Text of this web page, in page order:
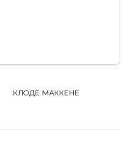
КЛОДЕ МАККЕНЕ